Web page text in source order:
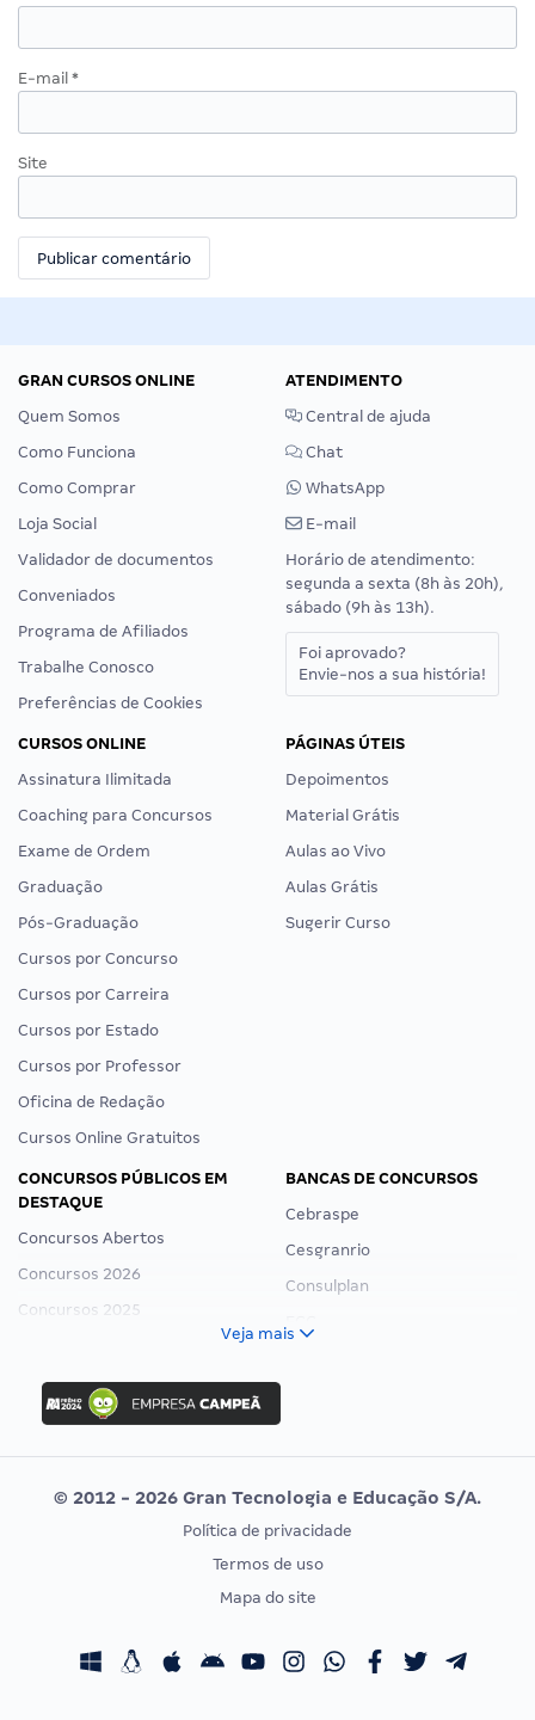
E-mail *
Site
GRAN CURSOS ONLINE
Quem Somos
Como Funciona
Como Comprar
Loja Social
Validador de documentos
Conveniados
Programa de Afiliados
Trabalhe Conosco
Preferências de Cookies
ATENDIMENTO
Central de ajuda
Chat
WhatsApp
E-mail
Horário de atendimento:
segunda a sexta (8h às 20h),
sábado (9h às 13h).
Foi aprovado?
Envie-nos a sua história!
CURSOS ONLINE
Assinatura Ilimitada
Coaching para Concursos
Exame de Ordem
Graduação
Pós-Graduação
Cursos por Concurso
Cursos por Carreira
Cursos por Estado
Cursos por Professor
Oficina de Redação
Cursos Online Gratuitos
PÁGINAS ÚTEIS
Depoimentos
Material Grátis
Aulas ao Vivo
Aulas Grátis
Sugerir Curso
CONCURSOS PÚBLICOS EM
DESTAQUE
Concursos Abertos
Concursos 2026
Concursos 2025
Concurso Ibama
Concurso MPU
Editais publicados
BANCAS DE CONCURSOS
Cebraspe
Cesgranrio
Consulplan
Vunesp
CONCURSOS POR PROFISSÃO
Concursos Fiscais
EXAME DE ORDEM
Calendário OAB
Veja mais
© 2012 - 2026 Gran Tecnologia e Educação S/A.
Política de privacidade
Termos de uso
Mapa do site